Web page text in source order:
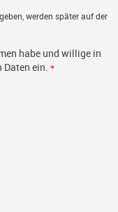
werden später auf der
habe und willige in
Daten ein. *